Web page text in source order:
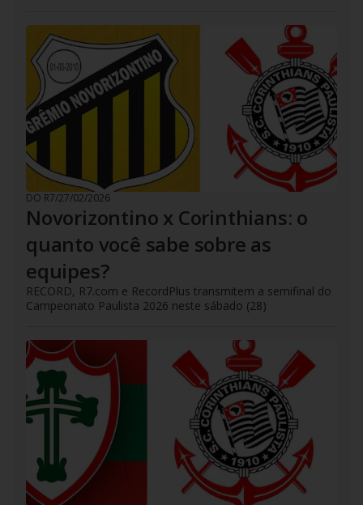
DO R7/27/02/2026
Novorizontino x Corinthians: o
quanto você sabe sobre as
equipes?
RECORD, R7.com e RecordPlus transmitem a semifinal do
Campeonato Paulista 2026 neste sábado (28)